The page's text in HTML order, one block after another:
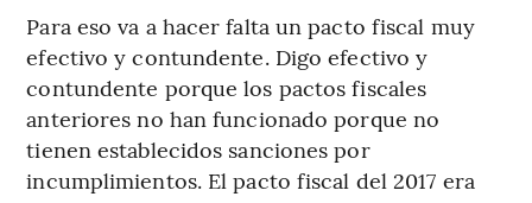
Para eso va a hacer falta un pacto fiscal muy
efectivo y contundente. Digo efectivo y
contundente porque los pactos fiscales
anteriores no han funcionado porque no
tienen establecidos sanciones por
incumplimientos. El pacto fiscal del 2017 era